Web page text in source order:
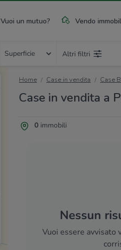
Vuoi un mutuo? Vendo
Superficie Altri filtri
Home Case in vendita Case
Case in vendita a
0immobili
Nessun
Vuoi essere avvisato